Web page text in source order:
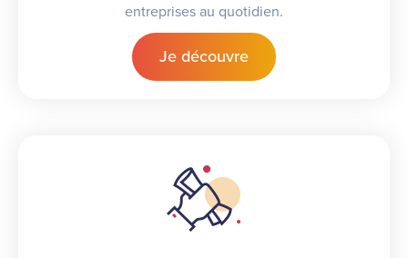
entreprises au quotidien.
Je découvre